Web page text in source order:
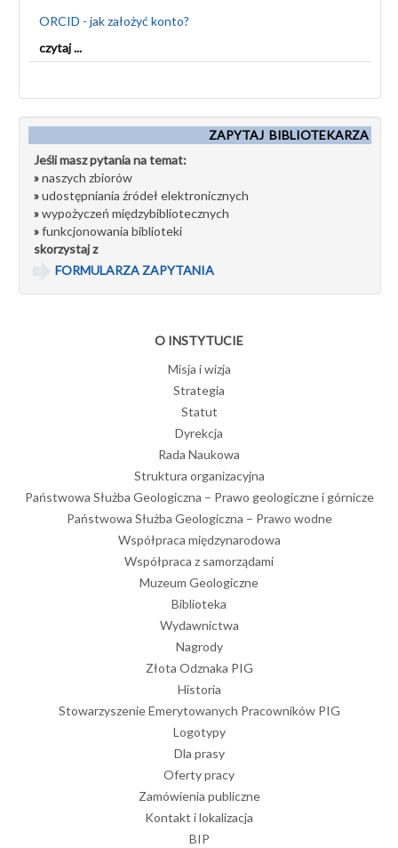
ORCID - jak założyć konto?
czytaj ...
ZAPYTAJ BIBLIOTEKARZA
Jeśli masz pytania na temat:
»naszych zbiorów
»udostępniania źródeł elektronicznych
»wypożyczeń międzybibliotecznych
»funkcjonowania biblioteki
skorzystaj z
FORMULARZA ZAPYTANIA
O INSTYTUCIE
Misja i wizja
Strategia
Statut
Dyrekcja
Rada Naukowa
Struktura organizacyjna
Państwowa Służba Geologiczna – Prawo geologiczne i górnicze
Państwowa Służba Geologiczna – Prawo wodne
Współpraca międzynarodowa
Współpraca z samorządami
Muzeum Geologiczne
Biblioteka
Wydawnictwa
Nagrody
Złota Odznaka PIG
Historia
Stowarzyszenie Emerytowanych Pracowników PIG
Logotypy
Dla prasy
Oferty pracy
Zamówienia publiczne
Kontakt i lokalizacja
BIP